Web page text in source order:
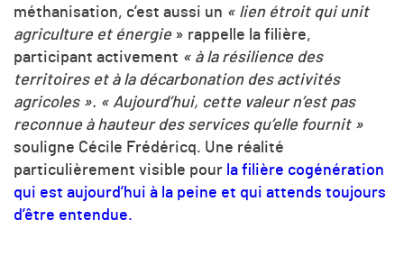
méthanisation, c’est aussi un « lien étroit qui unit
agriculture et énergie » rappelle la filière,
participant activement « à la résilience des
territoires et à la décarbonation des activités
agricoles ». « Aujourd’hui, cette valeur n’est pas
reconnue à hauteur des services qu’elle fournit »
souligne Cécile Frédéricq. Une réalité
particulièrement visible pour la filière cogénération
qui est aujourd’hui à la peine et qui attends toujours
d’être entendue.